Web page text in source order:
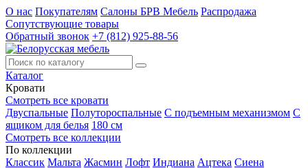
О нас Покупателям Салоны БРВ Мебель Распродажа
Сопутствующие товары
Обратный звонок +7 (812) 925-88-56
Каталог
Кровати
Смотреть все кровати
Двуспальные Полутороспальные С подъемным механизмом С
ящиком для белья 180 см
Смотреть все коллекции
По коллекции
Классик Мальта Жасмин Лофт Индиана Ацтека Сиена